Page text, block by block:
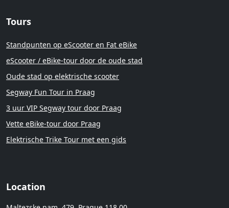
Tours
Standpunten op eScooter en Fat eBike
eScooter / eBike-tour door de oude stad
Oude stad op elektrische scooter
Segway Fun Tour in Praag
3 uur VIP Segway tour door Praag
Vette eBike-tour door Praag
Elektrische Trike Tour met een gids
Location